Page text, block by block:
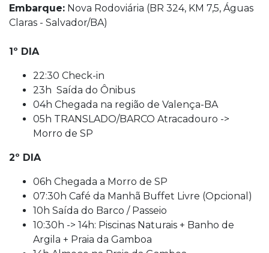
Embarque: Nova Rodoviária (BR 324, KM 7,5, Águas
Claras - Salvador/BA)
1º DIA
22:30 Check-in
23h Saída do Ônibus
04h Chegada na região de Valença-BA
05h TRANSLADO/BARCO Atracadouro ->
Morro de SP
2º DIA
06h Chegada a Morro de SP
07:30h Café da Manhã Buffet Livre (Opcional)
10h Saída do Barco / Passeio
10:30h -> 14h: Piscinas Naturais + Banho de
Argila + Praia da Gamboa